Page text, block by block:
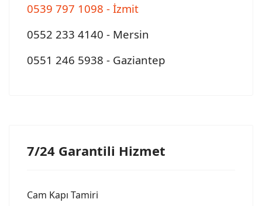
0539 797 1098 - İzmit
0552 233 4140 - Mersin
0551 246 5938 - Gaziantep
7/24 Garantili Hizmet
Cam Kapı Tamiri